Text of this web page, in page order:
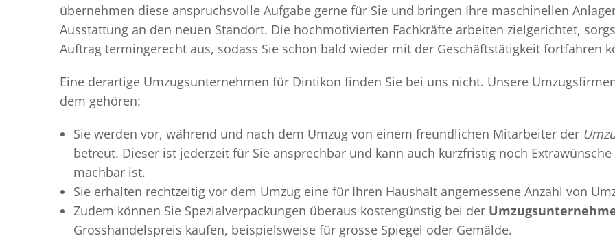
übernehmen diese anspruchsvolle Aufgabe gerne für Sie und bringen Ihre maschinellen
Ausstattung an den neuen Standort. Die hochmotivierten Fachkräfte arbeiten zielgerichtet,
Auftrag termingerecht aus, sodass Sie schon bald wieder mit der Geschäftstätigkeit fortfahren
Eine derartige Umzugsunternehmen für Dintikon finden Sie bei uns nicht. Unsere
dem gehören:
Sie werden vor, während und nach dem Umzug von einem freundlichen Mitarbeiter der
betreut. Dieser ist jederzeit für Sie ansprechbar und kann auch kurzfristig noch
machbar ist.
Sie erhalten rechtzeitig vor dem Umzug eine für Ihren Haushalt angemessene Anzahl von
Zudem können Sie Spezialverpackungen überaus kostengünstig bei der
Grosshandelspreis kaufen, beispielsweise für grosse Spiegel oder Gemälde.